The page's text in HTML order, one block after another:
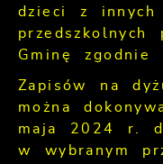
dzieci z innych
przedszkolnych
Gminę zgodnie
Zapisów na
można
maja 2024 r.
w wybranym